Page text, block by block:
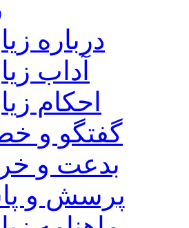
درباره
آداب
احکام
گفتگو و
بدعت و
پرسش و